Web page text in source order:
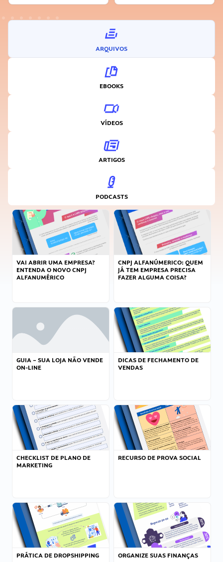
ARQUIVOS
EBOOKS
VÍDEOS
ARTIGOS
PODCASTS
VAI ABRIR UMA EMPRESA?
ENTENDA O NOVO CNPJ
ALFANUMÉRICO
CNPJ ALFANÚMERICO: QUEM
JÁ TEM EMPRESA PRECISA
FAZER ALGUMA COISA?
GUIA – SUA LOJA NÃO VENDE
ON-LINE
DICAS DE FECHAMENTO DE
VENDAS
CHECKLIST DE PLANO DE
MARKETING
RECURSO DE PROVA SOCIAL
PRÁTICA DE DROPSHIPPING ORGANIZE SUAS FINANÇAS